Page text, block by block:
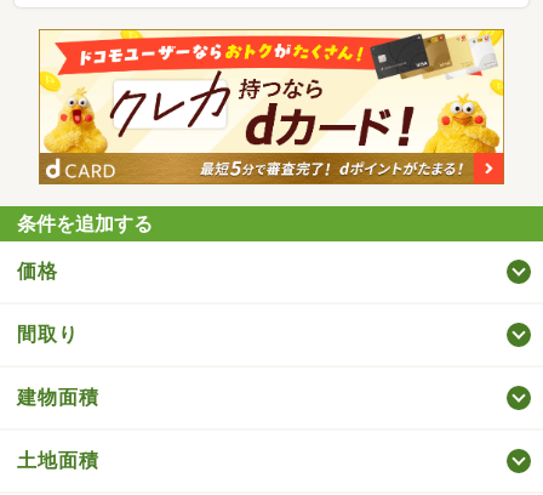
条件を追加する
価格
間取り
建物面積
土地面積